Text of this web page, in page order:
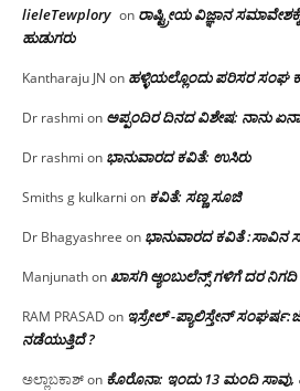
lieleTewplory on ರಾಷ್ಟ್ರೀಯ ವಿಜ್ಞಾನ
ಹುಡುಗರು
Kantharaju JN on ಹಳ್ಳಿಯಲ್ಲೊಂದು ಪರಿಸರ ಸಂಘ
Dr rashmi on ಅಪ್ಪಂದಿರ ದಿನದ ವಿಶೇಷ: ನಾನು
Dr rashmi on ಭಾನುವಾರದ ಕವಿತೆ: ಉಸಿರು
Smiths g kulkarni on ಕವಿತೆ: ಸಣ್ಣ ಸೂಜಿ
Dr Bhagyashree on ಭಾನುವಾರದ ಕವಿತೆ :ಸಾವಿನ
Manjunathonಖಾಸಗಿ ಆ್ಯಂಬುಲೆನ್ಸ್ ಗಳಿಗೆ ದರ ನಿಗದಿ
RAM PRASAD on ಇಸ್ರೇಲ್ -ಪ್ಯಾಲಿಸ್ತೇನ್
ನಡೆಯುತ್ತಿದೆ ?
ಅಲ್ಲಾಬಕಾಶ್on ಕೊರೊನಾ: ಇಂದು 13 ಮಂದಿ